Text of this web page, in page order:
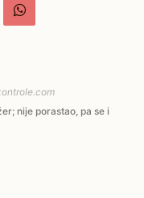
nije porastao, pa se i